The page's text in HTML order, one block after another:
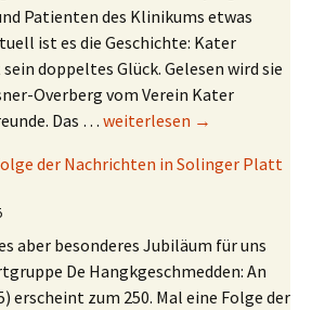
Patienten des Klinikums etwas
ist es die Geschichte: Kater
doppeltes Glück. Gelesen wird sie
Overberg vom Verein Kater
Das … Kater Salabim geht auf
weiterlesen →
der Nachrichten in Solinger Platt
aber besonderes Jubiläum für uns
De Hangkgeschmedden: An
erscheint zum 250. Mal eine Folge der